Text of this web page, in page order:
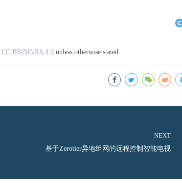
CC BY-NC-SA 4.0unless otherwise stated.
NEXT
基于Zerotier异地组网的远程控制智能电视